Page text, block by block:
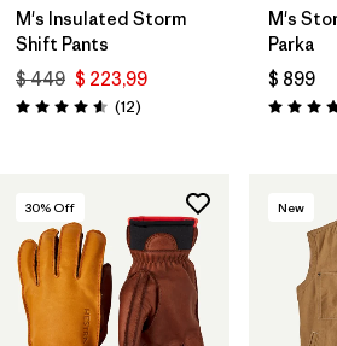
M's Insulated Storm
Shift Pants
$ 449 $ 223,99
Valoración: 4.6 / 5
(12Comentarios
)
M's
Parka
$ 899
30% Off New